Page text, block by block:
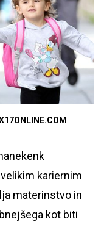
kariernim
materinstvo in
kot biti